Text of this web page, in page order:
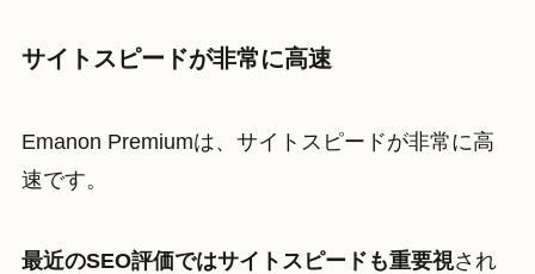
サイトスピードが非常に高速
Emanon Premiumは、サイトスピードが非常に高
速です。
最近のSEO評価ではサイトスピードも重要視され